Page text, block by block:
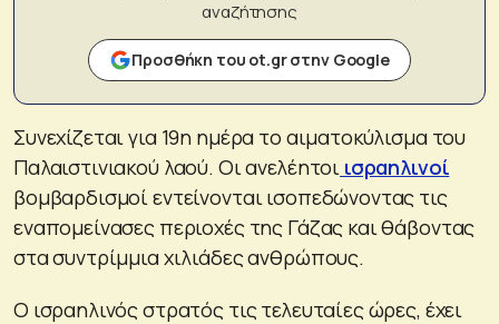
αναζήτησης
Προσθήκη του ot.gr στην Google
Συνεχίζεται για 19η ημέρα το αιματοκύλισμα του
Παλαιστινιακού λαού. Οι ανελέητοι ισραηλινοί
βομβαρδισμοί εντείνονται ισοπεδώνοντας τις
εναπομείνασες περιοχές της Γάζας και θάβοντας
στα συντρίμμια χιλιάδες ανθρώπους.
Ο ισραηλινός στρατός τις τελευταίες ώρες, έχει